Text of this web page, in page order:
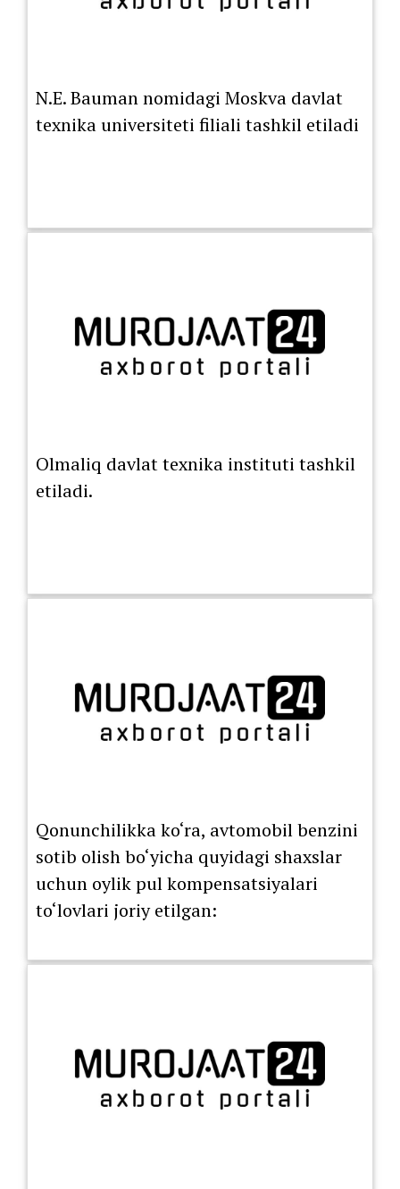
N.E. Bauman nomidagi Moskva davlat
texnika universiteti filiali tashkil etiladi
Olmaliq davlat texnika instituti tashkil
etiladi.
Qonunchilikka ko‘ra, avtomobil benzini
sotib olish bo‘yicha quyidagi shaxslar
uchun oylik pul kompensatsiyalari
to‘lovlari joriy etilgan: